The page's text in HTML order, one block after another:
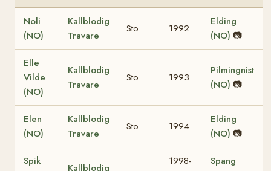
Noli
(NO)
Kallblodig
Travare
Sto 1992
Elding
(NO) 📷
Elle
Vilde
(NO)
Kallblodig
Travare
Sto 1993
Pilmingnist
(NO) 📷
Elen
(NO)
Kallblodig
Travare
Sto 1994
Elding
(NO) 📷
Spik
Kallblodig
1998-
Spang